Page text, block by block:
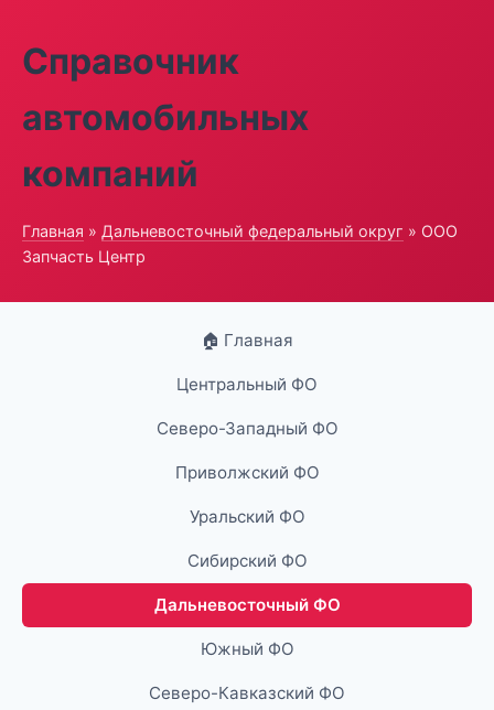
Справочник
автомобильных
компаний
Главная » Дальневосточный федеральный округ » ООО
Запчасть Центр
🏠 Главная
Центральный ФО
Северо-Западный ФО
Приволжский ФО
Уральский ФО
Сибирский ФО
Дальневосточный ФО
Южный ФО
Северо-Кавказский ФО